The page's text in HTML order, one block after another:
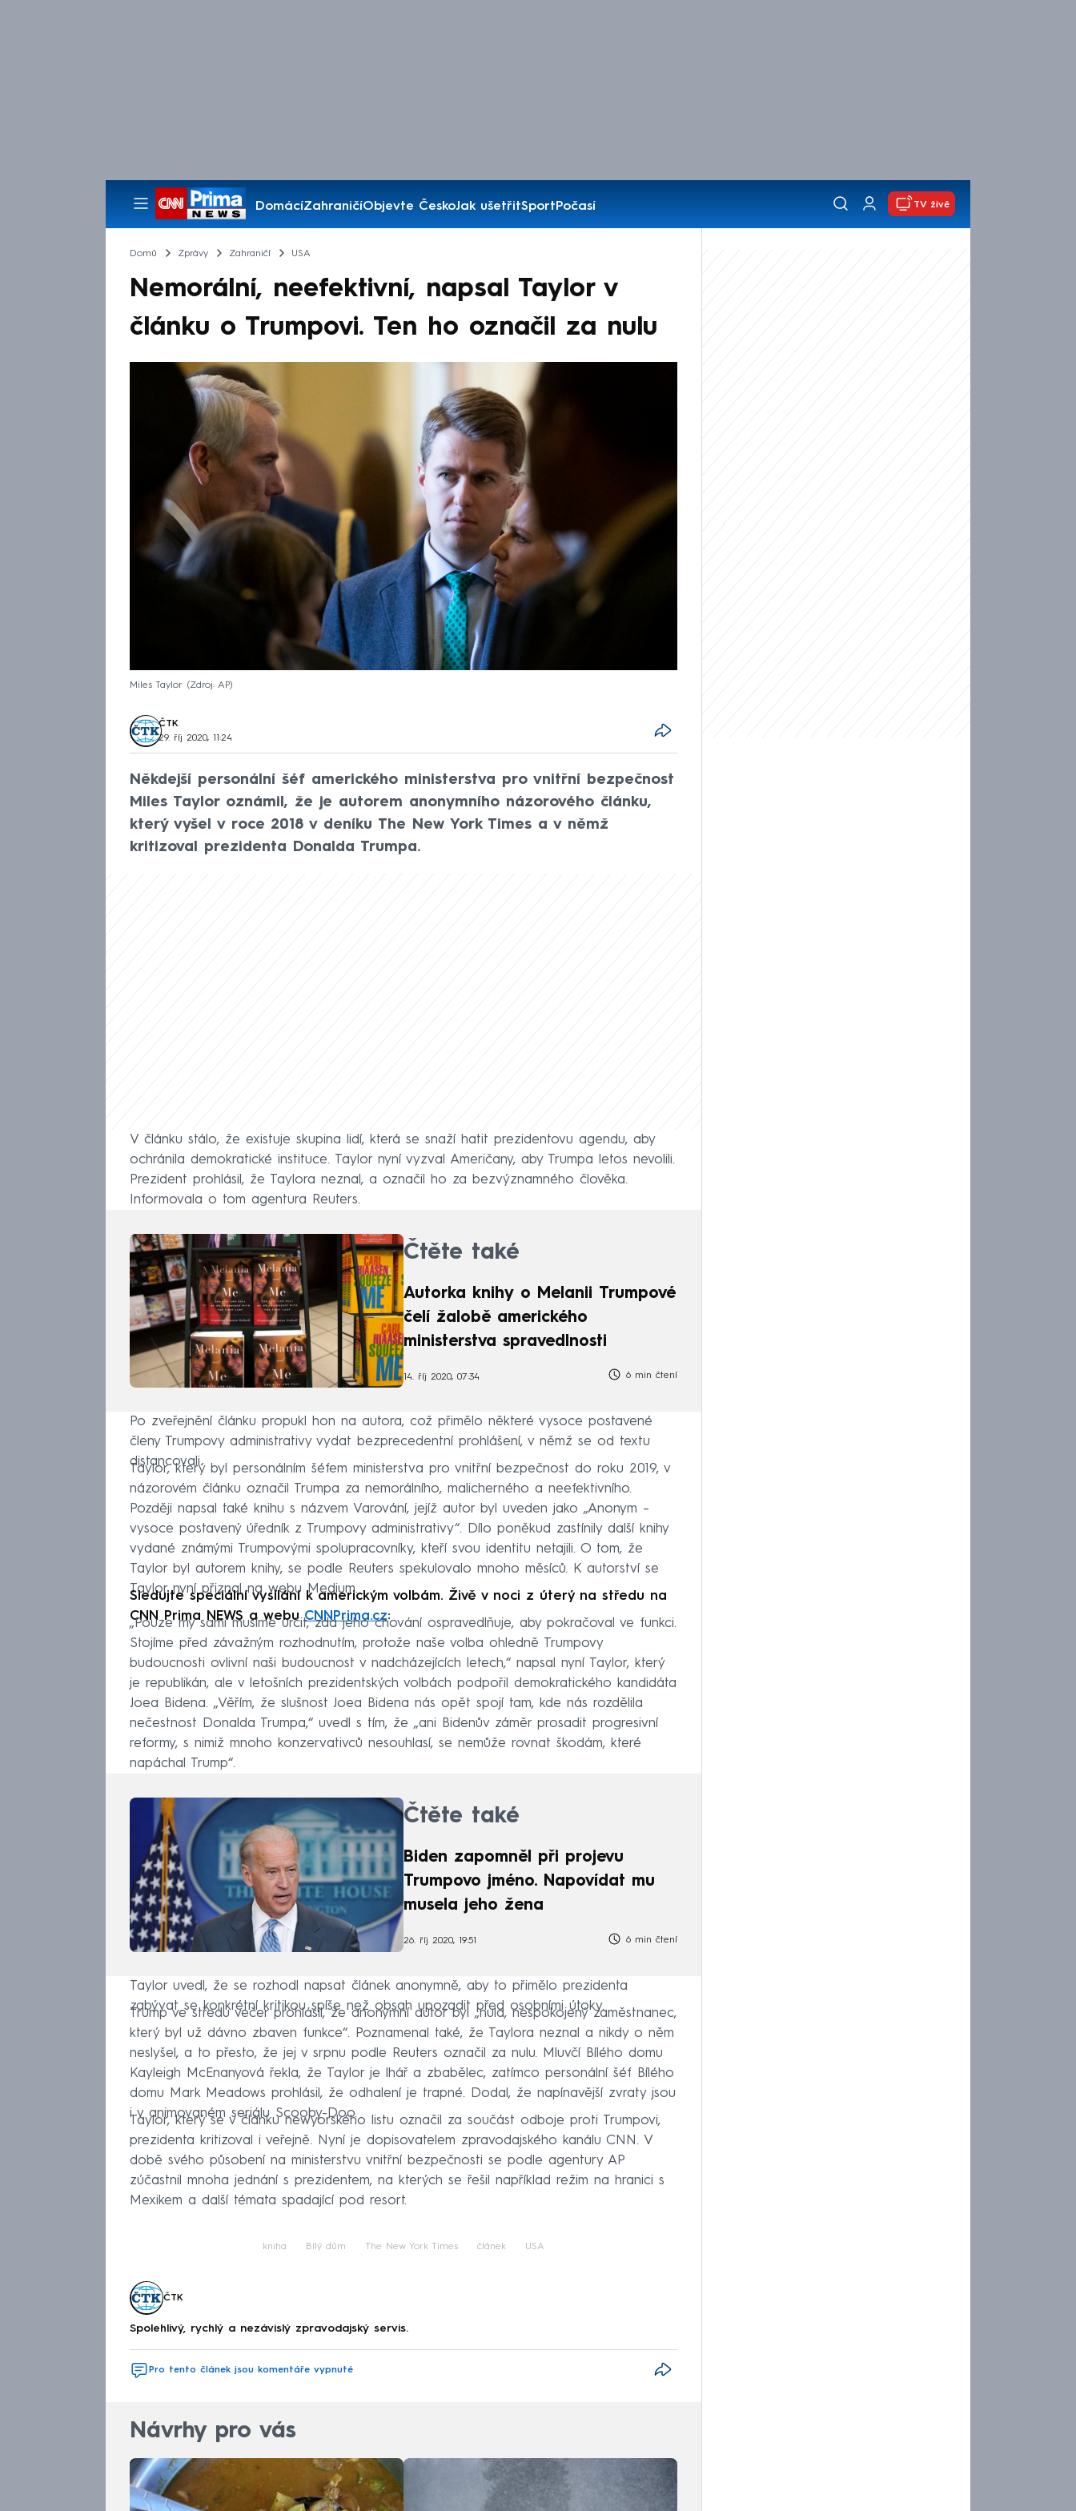
DomácíZahraničíObjevte ČeskoJak ušetřitSportPočasí
Pořady
TV živě
Domů Zprávy Zahraničí USA
Nemorální, neefektivní, napsal Taylor v
článku o Trumpovi. Ten ho označil za nulu
Miles Taylor Zdroj: AP
ČTK
29. říj 2020, 11:24
Někdejší personální šéf amerického ministerstva pro vnitřní bezpečnost
Miles Taylor oznámil, že je autorem anonymního názorového článku,
který vyšel v roce 2018 v deníku The New York Times a v němž
kritizoval prezidenta Donalda Trumpa.
V článku stálo, že existuje skupina lidí, která se snaží hatit prezidentovu agendu, aby
ochránila demokratické instituce. Taylor nyní vyzval Američany, aby Trumpa letos nevolili.
Prezident prohlásil, že Taylora neznal, a označil ho za bezvýznamného člověka.
Informovala o tom agentura Reuters.
Čtěte také
Autorka knihy o Melanii Trumpové
čelí žalobě amerického
ministerstva spravedlnosti
14. říj 2020, 07:34 6 min čtení
Po zveřejnění článku propukl hon na autora, což přimělo některé vysoce postavené
členy Trumpovy administrativy vydat bezprecedentní prohlášení, v němž se od textu
distancovali.
Taylor, který byl personálním šéfem ministerstva pro vnitřní bezpečnost do roku 2019, v
názorovém článku označil Trumpa za nemorálního, malicherného a neefektivního.
Později napsal také knihu s názvem Varování, jejíž autor byl uveden jako „Anonym –
vysoce postavený úředník z Trumpovy administrativy“. Dílo poněkud zastínily další knihy
vydané známými Trumpovými spolupracovníky, kteří svou identitu netajili. O tom, že
Taylor byl autorem knihy, se podle Reuters spekulovalo mnoho měsíců. K autorství se
Taylor nyní přiznal na webu Medium.
Sledujte speciální vysílání k americkým volbám. Živě v noci z úterý na středu na
CNN Prima NEWS a webuCNNPrima.cz:
„Pouze my sami musíme určit, zda jeho chování ospravedlňuje, aby pokračoval ve funkci.
Stojíme před závažným rozhodnutím, protože naše volba ohledně Trumpovy
budoucnosti ovlivní naši budoucnost v nadcházejících letech,“ napsal nyní Taylor, který
je republikán, ale v letošních prezidentských volbách podpořil demokratického kandidáta
Joea Bidena. „Věřím, že slušnost Joea Bidena nás opět spojí tam, kde nás rozdělila
nečestnost Donalda Trumpa,“ uvedl s tím, že „ani Bidenův záměr prosadit progresivní
reformy, s nimiž mnoho konzervativců nesouhlasí, se nemůže rovnat škodám, které
napáchal Trump“.
Čtěte také
Biden zapomněl při projevu
Trumpovo jméno. Napovídat mu
musela jeho žena
26. říj 2020, 19:51 6 min čtení
Taylor uvedl, že se rozhodl napsat článek anonymně, aby to přimělo prezidenta
zabývat se konkrétní kritikou spíše než obsah upozadit před osobními útoky.
Trump ve středu večer prohlásil, že anonymní autor byl „nula, nespokojený zaměstnanec,
který byl už dávno zbaven funkce“. Poznamenal také, že Taylora neznal a nikdy o něm
neslyšel, a to přesto, že jej v srpnu podle Reuters označil za nulu. Mluvčí Bílého domu
Kayleigh McEnanyová řekla, že Taylor je lhář a zbabělec, zatímco personální šéf Bílého
domu Mark Meadows prohlásil, že odhalení je trapné. Dodal, že napínavější zvraty jsou
i v animovaném seriálu Scooby-Doo.
Taylor, který se v článku newyorského listu označil za součást odboje proti Trumpovi,
prezidenta kritizoval i veřejně. Nyní je dopisovatelem zpravodajského kanálu CNN. V
době svého působení na ministerstvu vnitřní bezpečnosti se podle agentury AP
zúčastnil mnoha jednání s prezidentem, na kterých se řešil například režim na hranici s
Mexikem a další témata spadající pod resort.
kniha Bílý dům The New York Times článek USA
ČTK
Spolehlivý, rychlý a nezávislý zpravodajský servis.
Pro tento článek jsou komentáře vypnuté
Návrhy pro vás